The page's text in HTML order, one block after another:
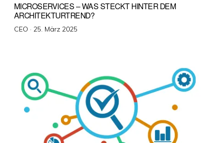
MICROSERVICES – WAS STECKT HINTER DEM
ARCHITEKTURTREND?
CEO · Veröffentlicht
25. März 2025